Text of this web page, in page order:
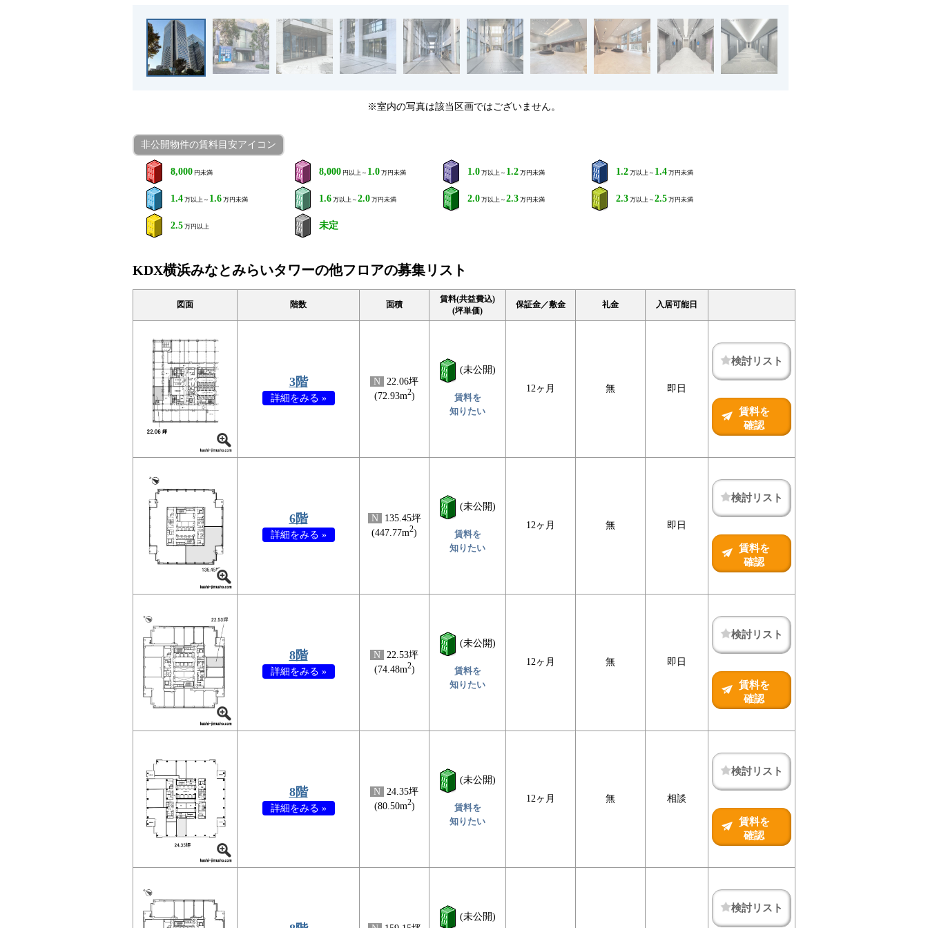
※室内の写真は該当区画ではございません。
非公開物件の賃料目安アイコン
8,000 円未満 8,000 円以上～ 1.0 万円未満 1.0 万以上～ 1.2 万円未満 1.2 万以上～ 1.4 万円未満
1.4 万以上～ 1.6 万円未満 1.6 万以上～ 2.0 万円未満 2.0 万以上～ 2.3 万円未満 2.3 万以上～ 2.5 万円未満
2.5 万円以上 未定
KDX横浜みなとみらいタワーの他フロアの募集リスト
図面 階数 面積
賃料(共益費込)
(坪単価)
保証金／敷金 礼金 入居可能日
3階
詳細をみる »
N 22.06坪
(72.93m2)
(未公開)
賃料を
知りたい
12ヶ月 無 即日
検討リスト
賃料を
確認
6階
詳細をみる »
N
135.45坪
(447.77m2)
(未公開)
賃料を
知りたい
12ヶ月 無 即日
検討リスト
賃料を
確認
8階
詳細をみる »
N 22.53坪
(74.48m2)
(未公開)
賃料を
知りたい
12ヶ月 無 即日
検討リスト
賃料を
確認
8階
詳細をみる »
N 24.35坪
(80.50m2)
(未公開)
賃料を
知りたい
12ヶ月 無 相談
検討リスト
賃料を
確認
(未公開)
検討リスト